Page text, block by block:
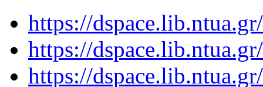
https://
https://
https://